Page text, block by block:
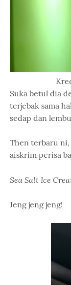
Suka betul dia
terjebak sama
sedap dan
Then terbaru ni,
aiskrim perisa
Sea Salt Ice
Jeng jeng jeng!